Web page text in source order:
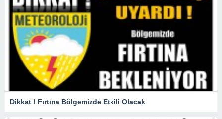
Dikkat ! Fırtına Bölgemizde Etkili Olacak